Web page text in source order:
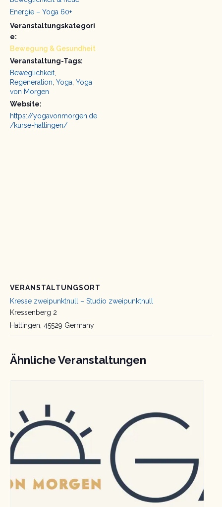
Energie – Yoga 60+
Veranstaltungskategori
e:
Bewegung & Gesundheit
Veranstaltung-Tags:
Beweglichkeit,
Regeneration, Yoga, Yoga
von Morgen
Website:
https://yogavonmorgen.de
/kurse-hattingen/
VERANSTALTUNGSORT
Kresse zweipunktnull – Studio zweipunktnull
Kressenberg 2
Hattingen, 45529 Germany
Ähnliche Veranstaltungen